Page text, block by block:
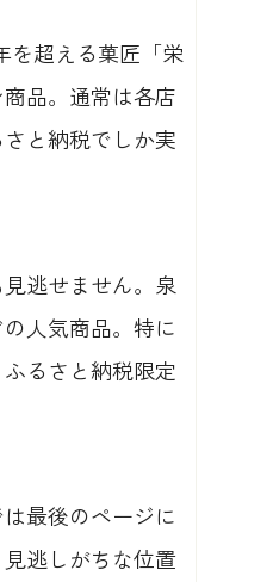
を超える菓匠「栄
品。通常は各店
と納税でしか実
逃せません。泉
人気商品。特に
るさと納税限定
最後のページに
逃しがちな位置